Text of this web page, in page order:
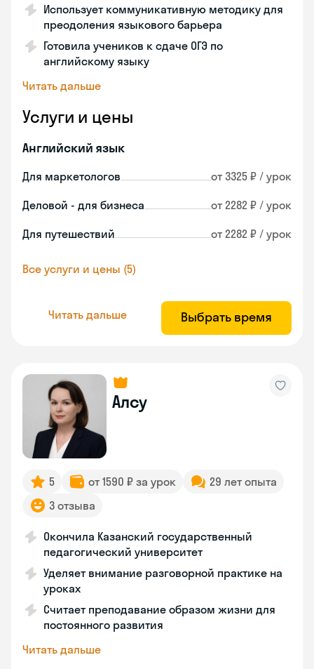
Использует коммуникативную методику для
преодоления языкового барьера
Готовила учеников к сдаче ОГЭ по
английскому языку
Читать дальше
Услуги и цены
Английский язык
Для маркетологов от 3325 ₽ / урок
Деловой - для бизнеса от 2282 ₽ / урок
Для путешествий от 2282 ₽ / урок
Все услуги и цены (5)
Читать дальше Выбрать время
Алсу
5 от 1590 ₽ за урок
29 лет опыта
3 отзыва
Окончила Казанский государственный
педагогический университет
Уделяет внимание разговорной практике на
уроках
Считает преподавание образом жизни для
постоянного развития
Читать дальше